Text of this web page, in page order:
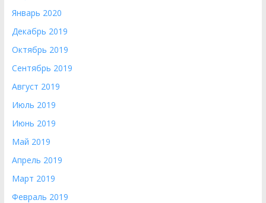
Январь 2020
Декабрь 2019
Октябрь 2019
Сентябрь 2019
Август 2019
Июль 2019
Июнь 2019
Май 2019
Апрель 2019
Март 2019
Февраль 2019